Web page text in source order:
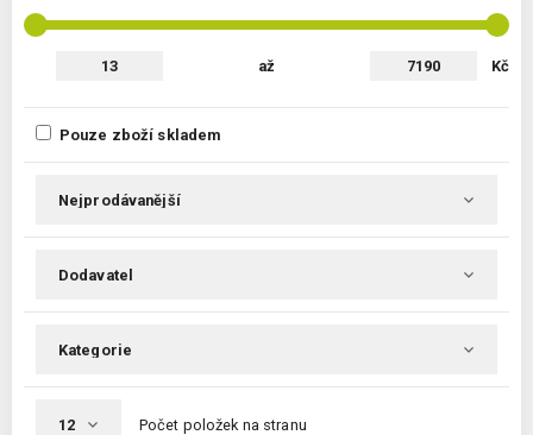
až Kč
Pouze zboží skladem
Počet položek na stranu